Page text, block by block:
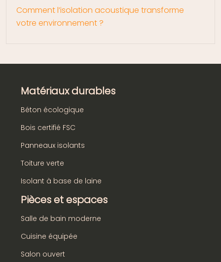
Comment l’isolation acoustique transforme
votre environnement ?
Matériaux durables
Béton écologique
Bois certifié FSC
Panneaux isolants
Toiture verte
Isolant à base de laine
Pièces et espaces
Salle de bain moderne
Cuisine équipée
Salon ouvert